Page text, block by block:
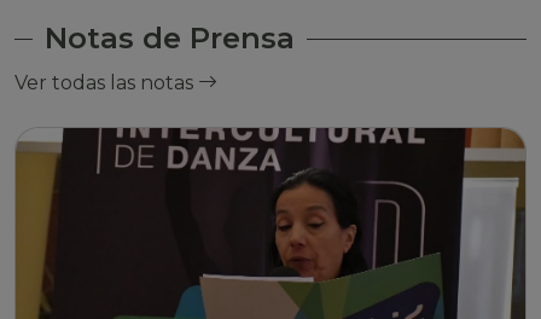
Notas de Prensa
Ver todas las notas